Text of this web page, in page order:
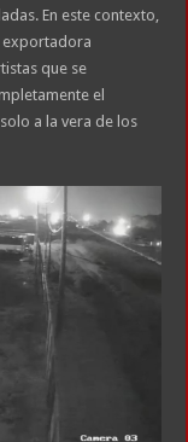
En este contexto,
exportadora
que se
el
a la vera de los